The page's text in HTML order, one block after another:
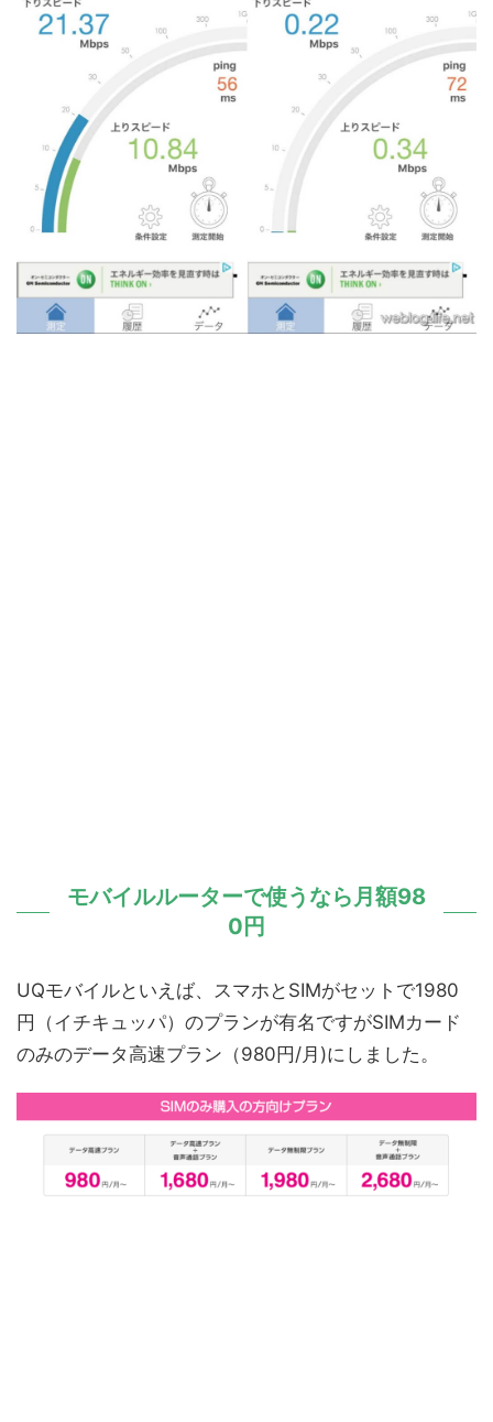
モバイルルーターで使うなら月額98
0円
UQモバイルといえば、スマホとSIMがセットで1980
円（イチキュッパ）のプランが有名ですがSIMカード
のみのデータ高速プラン（980円/月)にしました。